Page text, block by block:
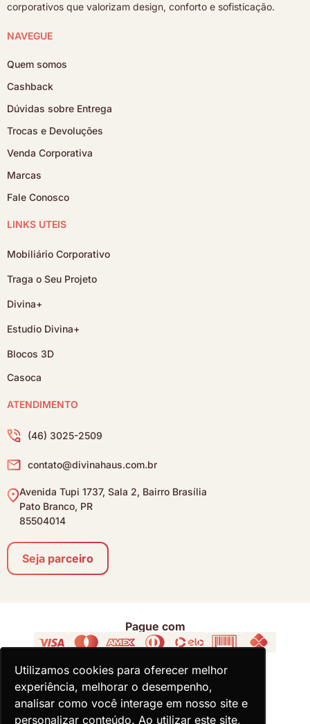
Utilizamos cookies para oferecer melhor
experiência, melhorar o desempenho,
analisar como você interage em nosso site e
personalizar conteúdo. Ao utilizar este site,
Utilizamos cookies para oferecer melhor
experiência, melhorar o desempenho,
analisar como você interage em nosso site e
personalizar conteúdo. Ao utilizar este site,
corporativos que valorizam design, conforto e sofisticação.
NAVEGUE
Quem somos
Cashback
Dúvidas sobre Entrega
Trocas e Devoluções
Venda Corporativa
Marcas
Fale Conosco
LINKS ÚTEIS
Mobiliário Corporativo
Traga o Seu Projeto
Divina+
Estudio Divina+
Blocos 3D
Casoca
ATENDIMENTO
(46) 3025-2509
contato@divinahaus.com.br
Avenida Tupi 1737, Sala 2, Bairro Brasília
Pato Branco, PR
85504014
Seja parceiro
Pague com
Acompanhe